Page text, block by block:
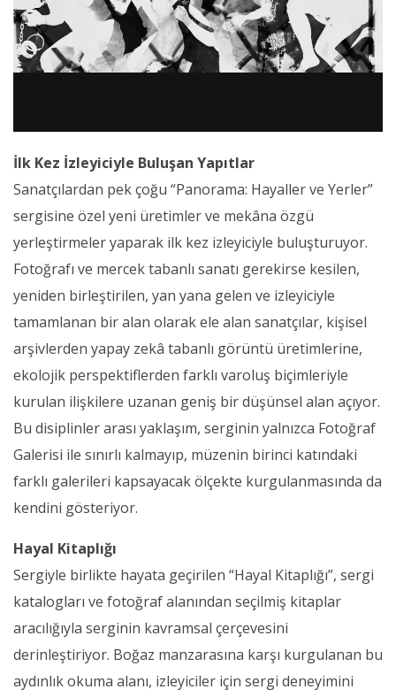
İlk Kez İzleyiciyle Buluşan Yapıtlar
Sanatçılardan pek çoğu “Panorama: Hayaller ve Yerler”
sergisine özel yeni üretimler ve mekâna özgü
yerleştirmeler yaparak ilk kez izleyiciyle buluşturuyor.
Fotoğrafı ve mercek tabanlı sanatı gerekirse kesilen,
yeniden birleştirilen, yan yana gelen ve izleyiciyle
tamamlanan bir alan olarak ele alan sanatçılar, kişisel
arşivlerden yapay zekâ tabanlı görüntü üretimlerine,
ekolojik perspektiflerden farklı varoluş biçimleriyle
kurulan ilişkilere uzanan geniş bir düşünsel alan açıyor.
Bu disiplinler arası yaklaşım, serginin yalnızca Fotoğraf
Galerisi ile sınırlı kalmayıp, müzenin birinci katındaki
farklı galerileri kapsayacak ölçekte kurgulanmasında da
kendini gösteriyor.
Hayal Kitaplığı
Sergiyle birlikte hayata geçirilen “Hayal Kitaplığı”, sergi
katalogları ve fotoğraf alanından seçilmiş kitaplar
aracılığıyla serginin kavramsal çerçevesini
derinleştiriyor. Boğaz manzarasına karşı kurgulanan bu
aydınlık okuma alanı, izleyiciler için sergi deneyimini